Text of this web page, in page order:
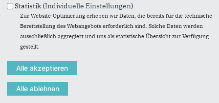
seitdem eng zusammen, wenn es um Vorhaben der Region
geht. So organisierten sie etwa im Jahr 2012 eine
gemeinsame Demonstration in Düsseldorf für den Weiterbau
der A1.
und die Vollendung des Lückenschlusses stand bei dem
Treffen dann auch im Vordergrund. Mit Blick auf die frühere
Ampelregierung und den aktuellen Koalitionsvertrag verwies
Schnieder darauf, dass die jetzige Devise lautet: „Erhalt und
Statistik (Individuelle Einstellungen)
Zur Website-Optimierung erheben wir Daten, die bereits für die technische
Bereitstellung des Webangebots erforderlich sind. Solche Daten werden
ausschließlich aggregiert und uns als statistische Übersicht zur Verfügung
gestellt.